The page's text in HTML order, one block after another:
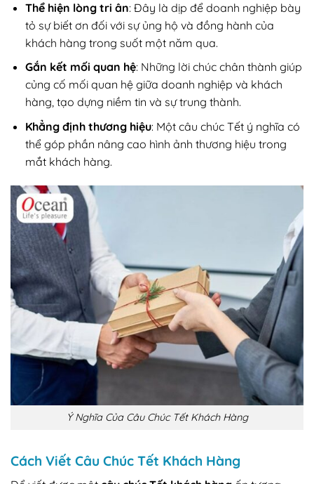
Thể hiện lòng tri ân: Đây là dịp để doanh nghiệp bày
tỏ sự biết ơn đối với sự ủng hộ và đồng hành của
khách hàng trong suốt một năm qua.
Gắn kết mối quan hệ: Những lời chúc chân thành giúp
củng cố mối quan hệ giữa doanh nghiệp và khách
hàng, tạo dựng niềm tin và sự trung thành.
Khẳng định thương hiệu: Một câu chúc Tết ý nghĩa có
thể góp phần nâng cao hình ảnh thương hiệu trong
mắt khách hàng.
Ý Nghĩa Của Câu Chúc Tết Khách Hàng
Cách Viết Câu Chúc Tết Khách Hàng